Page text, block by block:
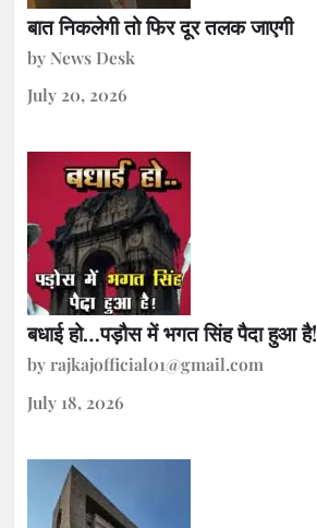
बात निकलेगी तो फिर दूर तलक जाएगी
by News Desk
July 20, 2026
बधाई हो…पड़ौस में भगत सिंह पैदा हुआ है!
by rajkajofficial01@gmail.com
July 18, 2026